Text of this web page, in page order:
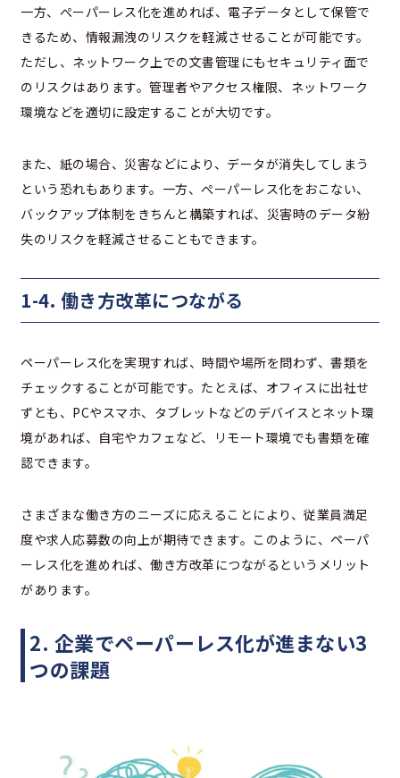
一方、ぺーパーレス化を進めれば、電子データとして保管で
きるため、情報漏洩のリスクを軽減させることが可能です。
ただし、ネットワーク上での文書管理にもセキュリティ面で
のリスクはあります。管理者やアクセス権限、ネットワーク
環境などを適切に設定することが大切です。
また、紙の場合、災害などにより、データが消失してしまう
という恐れもあります。一方、ぺーパーレス化をおこない、
バックアップ体制をきちんと構築すれば、災害時のデータ紛
失のリスクを軽減させることもできます。
1-4. 働き方改革につながる
ペーパーレス化を実現すれば、時間や場所を問わず、書類を
チェックすることが可能です。たとえば、オフィスに出社せ
ずとも、PCやスマホ、タブレットなどのデバイスとネット環
境があれば、自宅やカフェなど、リモート環境でも書類を確
認できます。
さまざまな働き方のニーズに応えることにより、従業員満足
度や求人応募数の向上が期待できます。このように、ペーパ
ーレス化を進めれば、働き方改革につながるというメリット
があります。
2. 企業でペーパーレス化が進まない3
つの課題